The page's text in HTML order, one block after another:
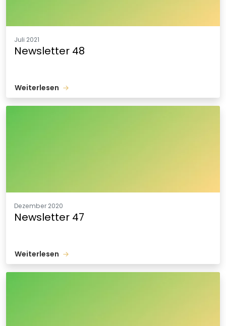
Juli 2021
Newsletter 48
Weiterlesen
Dezember 2020
Newsletter 47
Weiterlesen